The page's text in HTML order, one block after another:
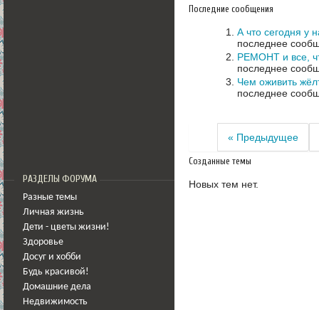
РАЗДЕЛЫ ФОРУМА
Разные темы
Личная жизнь
Дети - цветы жизни!
Здоровье
Досуг и хобби
Будь красивой!
Домашние дела
Недвижимость
Последние сообщения
А что сегодня у
последнее
РЕМОНТ и все,
последнее
Чем оживить
последнее
« Предыдущее
Созданные темы
Новых тем нет.